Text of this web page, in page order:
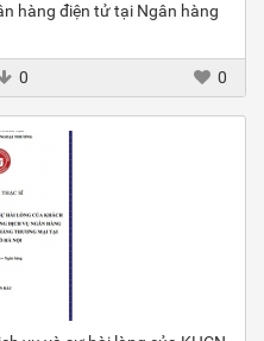
hàng điện tử tại Ngân hàng
0 0